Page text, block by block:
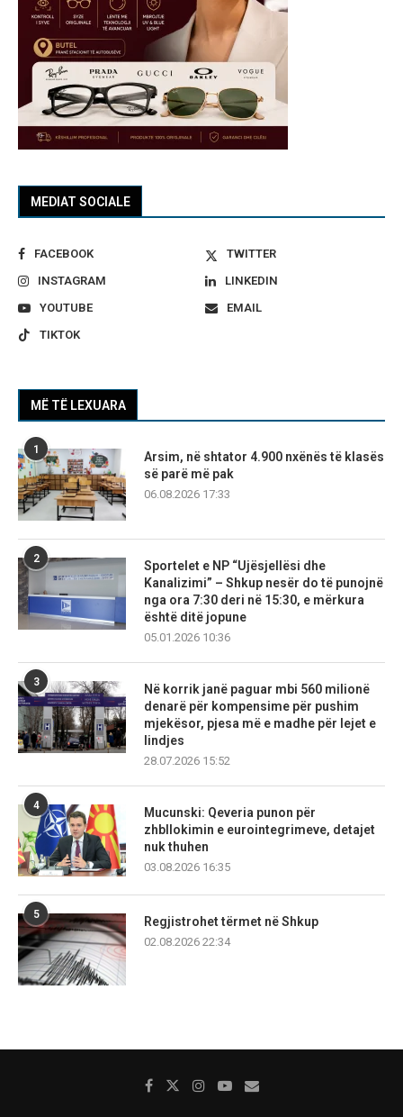
MEDIAT SOCIALE
FACEBOOK
TWITTER
INSTAGRAM
LINKEDIN
YOUTUBE
EMAIL
TIKTOK
MË TË LEXUARA
1
Arsim, në shtator 4.900 nxënës të klasës
së parë më pak
06.08.2026 17:33
2
Sportelet e NP “Ujësjellësi dhe
Kanalizimi” – Shkup nesër do të punojnë
nga ora 7:30 deri në 15:30, e mërkura
është ditë jopune
05.01.2026 10:36
3
Në korrik janë paguar mbi 560 milionë
denarë për kompensime për pushim
mjekësor, pjesa më e madhe për lejet e
lindjes
28.07.2026 15:52
4
Mucunski: Qeveria punon për
zhbllokimin e eurointegrimeve, detajet
nuk thuhen
03.08.2026 16:35
5
Regjistrohet tërmet në Shkup
02.08.2026 22:34